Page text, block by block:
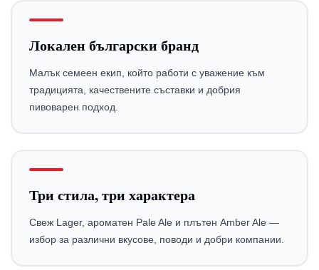
Локален български бранд
Малък семеен екип, който работи с уважение към
традицията, качествените съставки и добрия
пивоварен подход.
Три стила, три характера
Свеж Lager, ароматен Pale Ale и плътен Amber Ale —
избор за различни вкусове, поводи и добри компании.